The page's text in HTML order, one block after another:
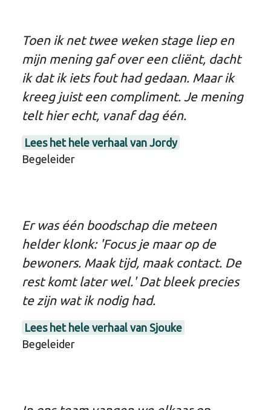
Toen ik net twee weken stage liep en
mijn mening gaf over een cliënt, dacht
ik dat ik iets fout had gedaan. Maar ik
kreeg juist een compliment. Je mening
telt hier echt, vanaf dag één.
Lees het hele verhaal van Jordy
Begeleider
Er was één boodschap die meteen
helder klonk: 'Focus je maar op de
bewoners. Maak tijd, maak contact. De
rest komt later wel.' Dat bleek precies
te zijn wat ik nodig had.
Lees het hele verhaal van Sjouke
Begeleider